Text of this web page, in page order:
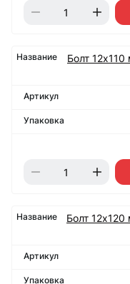
Болт
Болт